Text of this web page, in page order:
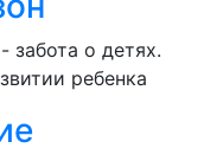
забота о детях.
ребенка